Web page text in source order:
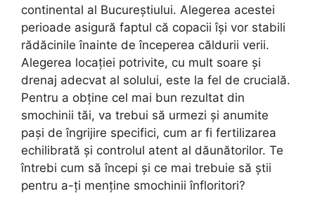
continental al Bucureștiului. Alegerea acestei
perioade asigură faptul că copacii își vor stabili
rădăcinile înainte de începerea căldurii verii.
Alegerea locației potrivite, cu mult soare și
drenaj adecvat al solului, este la fel de crucială.
Pentru a obține cel mai bun rezultat din
smochinii tăi, va trebui să urmezi și anumite
pași de îngrijire specifici, cum ar fi fertilizarea
echilibrată și controlul atent al dăunătorilor. Te
întrebi cum să începi și ce mai trebuie să știi
pentru a-ți menține smochinii înfloritori?